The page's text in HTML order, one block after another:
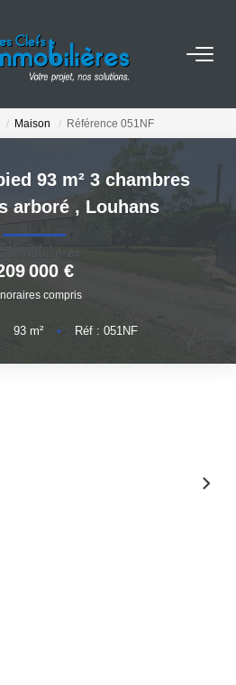
VENDRE
Maison Référence 051NF
93 m² 3 chambres
arboré , Louhans
000 €
compris
93 m² • Réf : 051NF